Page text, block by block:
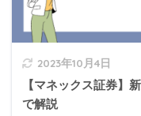
配偶者→2分の1
子→残りの2分の1
2023年10月4日
【マネックス証券】
で解説